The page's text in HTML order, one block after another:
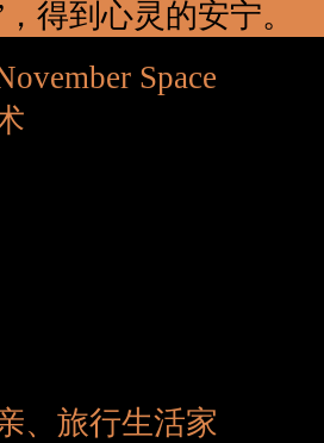
得到心灵的安宁。
Space
、旅行生活家